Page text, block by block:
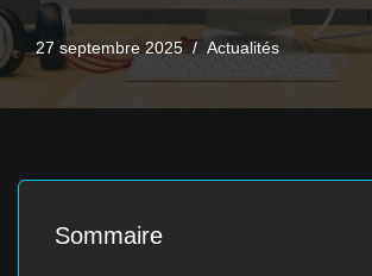
27 septembre 2025 Actualités
Sommaire